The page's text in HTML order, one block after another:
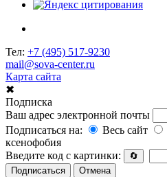
Тел: +7 (495) 517-9230
mail@sova-center.ru
Карта сайта
✖
Подписка
Ваш адрес электронной почты
Подписаться на:
Весь сайт
ксенофобия
Введите код с картинки:
🔄
Подписаться
Отмена